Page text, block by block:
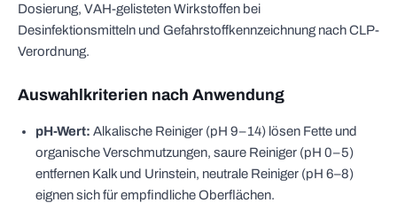
Dosierung, VAH-gelisteten Wirkstoffen bei
Desinfektionsmitteln und Gefahrstoffkennzeichnung nach CLP-
Verordnung.
Auswahlkriterien nach Anwendung
pH-Wert: Alkalische Reiniger (pH 9–14) lösen Fette und
organische Verschmutzungen, saure Reiniger (pH 0–5)
entfernen Kalk und Urinstein, neutrale Reiniger (pH 6–8)
eignen sich für empfindliche Oberflächen.